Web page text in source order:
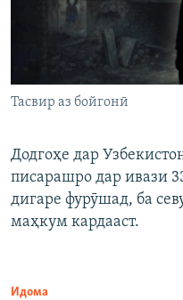
Тасвир аз бойгонӣ
Додгоҳе дар
писарашро дар ивази
дигаре фурӯшад, ба
маҳкум кардааст.
Идома